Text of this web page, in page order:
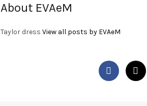
About EVAeM
Taylor dress View all posts by EVAeM